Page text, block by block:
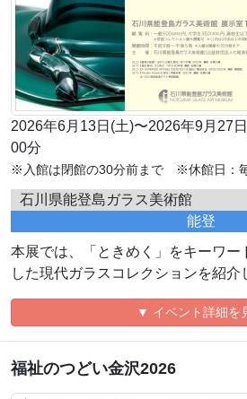
2026年6月13日(土)〜2026年9月27
00分
※入館は閉館の30分前まで ※休館日：
石川県能登島ガラス美術館
能登
本展では、「ときめく」をキーワー
した現代ガラスコレクションを紹介
▼ イベント詳細を
福祉のつどい金沢2026